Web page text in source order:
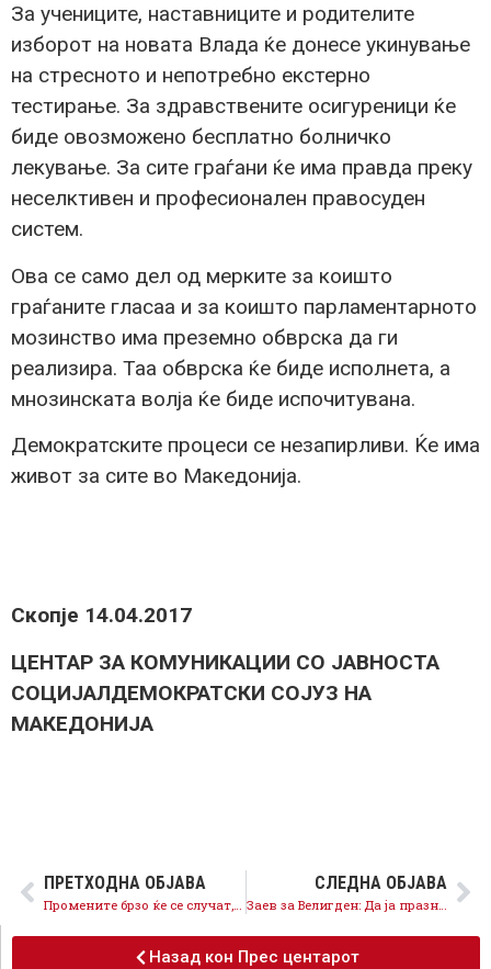
За учениците, наставниците и родителите
изборот на новата Влада ќе донесе укинување
на стресното и непотребно екстерно
тестирање. За здравствените осигуреници ќе
биде овозможено бесплатно болничко
лекување. За сите граѓани ќе има правда преку
неселктивен и професионален правосуден
систем.
Ова се само дел од мерките за коишто
граѓаните гласаа и за коишто парламентарното
мозинство има преземно обврска да ги
реализира. Таа обврска ќе биде исполнета, а
мнозинската волја ќе биде испочитувана.
Демократските процеси се незапирливи. Ќе има
живот за сите во Македонија.
Скопје 14.04.2017
ЦЕНТАР ЗА КОМУНИКАЦИИ СО ЈАВНОСТА
СОЦИЈАЛДЕМОКРАТСКИ СОЈУЗ НА
МАКЕДОНИЈА
ПРЕТХОДНА ОБЈАВА СЛЕДНА ОБЈАВА
Заев за Велигден: Да ја празнуваме победата на животот, ќе има живот за сите!
Назад кон Прес центарот